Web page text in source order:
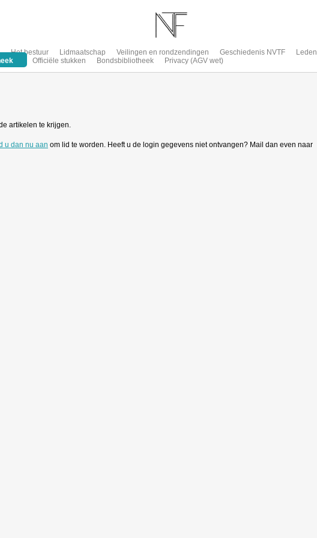
Het bestuur Lidmaatschap Veilingen en rondzendingen Geschiedenis NVTF Leden
Officiële stukken Bondsbibliotheek Privacy (AGV wet)
artikelen te krijgen.
u dan nu aan om lid te worden. Heeft u de login gegevens niet ontvangen? Mail dan even naar